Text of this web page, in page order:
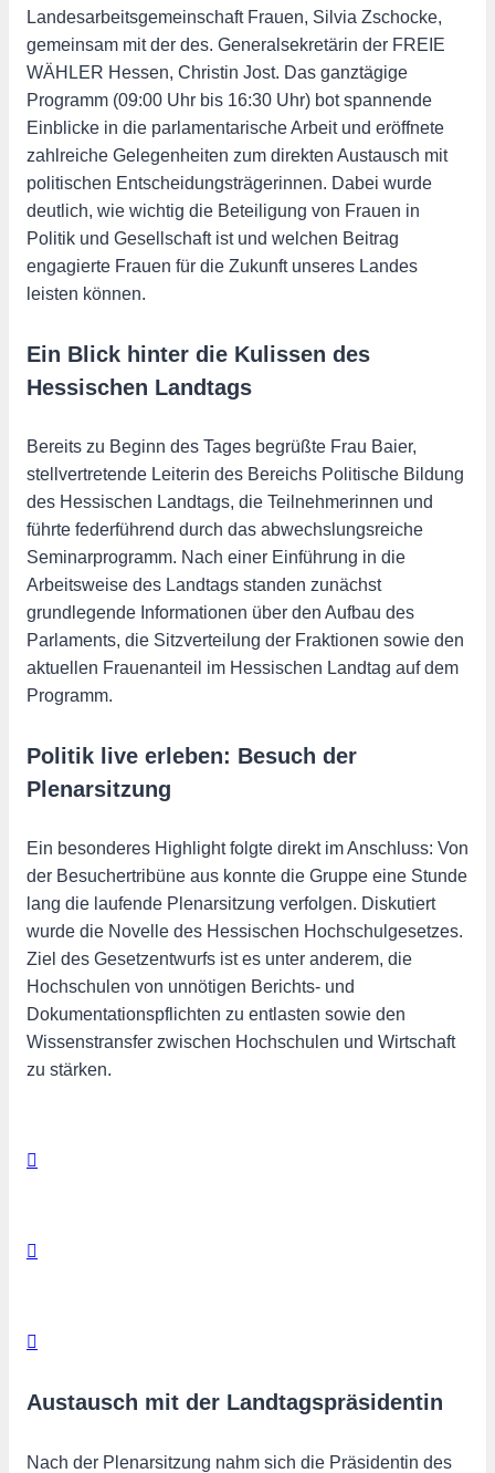
Landesarbeitsgemeinschaft Frauen, Silvia Zschocke,
gemeinsam mit der des. Generalsekretärin der FREIE
WÄHLER Hessen, Christin Jost. Das ganztägige
Programm (09:00 Uhr bis 16:30 Uhr) bot spannende
Einblicke in die parlamentarische Arbeit und eröffnete
zahlreiche Gelegenheiten zum direkten Austausch mit
politischen Entscheidungsträgerinnen. Dabei wurde
deutlich, wie wichtig die Beteiligung von Frauen in
Politik und Gesellschaft ist und welchen Beitrag
engagierte Frauen für die Zukunft unseres Landes
leisten können.
Ein Blick hinter die Kulissen des
Hessischen Landtags
Bereits zu Beginn des Tages begrüßte Frau Baier,
stellvertretende Leiterin des Bereichs Politische Bildung
des Hessischen Landtags, die Teilnehmerinnen und
führte federführend durch das abwechslungsreiche
Seminarprogramm. Nach einer Einführung in die
Arbeitsweise des Landtags standen zunächst
grundlegende Informationen über den Aufbau des
Parlaments, die Sitzverteilung der Fraktionen sowie den
aktuellen Frauenanteil im Hessischen Landtag auf dem
Programm.
Politik live erleben: Besuch der
Plenarsitzung
Ein besonderes Highlight folgte direkt im Anschluss: Von
der Besuchertribüne aus konnte die Gruppe eine Stunde
lang die laufende Plenarsitzung verfolgen. Diskutiert
wurde die Novelle des Hessischen Hochschulgesetzes.
Ziel des Gesetzentwurfs ist es unter anderem, die
Hochschulen von unnötigen Berichts- und
Dokumentationspflichten zu entlasten sowie den
Wissenstransfer zwischen Hochschulen und Wirtschaft
zu stärken.
Austausch mit der Landtagspräsidentin
Nach der Plenarsitzung nahm sich die Präsidentin des